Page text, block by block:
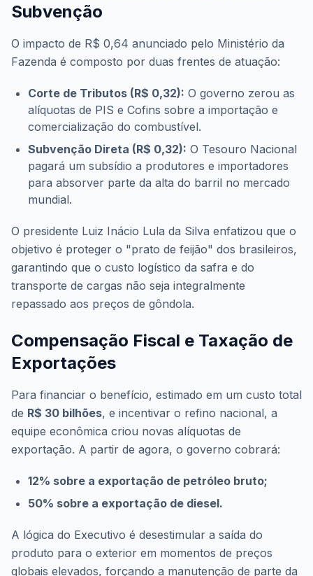
Subvenção
O impacto de R$ 0,64 anunciado pelo Ministério da
Fazenda é composto por duas frentes de atuação:
Corte de Tributos (R$ 0,32): O governo zerou as
alíquotas de PIS e Cofins sobre a importação e
comercialização do combustível.
Subvenção Direta (R$ 0,32): O Tesouro Nacional
pagará um subsídio a produtores e importadores
para absorver parte da alta do barril no mercado
mundial.
O presidente Luiz Inácio Lula da Silva enfatizou que o
objetivo é proteger o "prato de feijão" dos brasileiros,
garantindo que o custo logístico da safra e do
transporte de cargas não seja integralmente
repassado aos preços de gôndola.
Compensação Fiscal e Taxação de
Exportações
Para financiar o benefício, estimado em um custo total
de R$ 30 bilhões, e incentivar o refino nacional, a
equipe econômica criou novas alíquotas de
exportação. A partir de agora, o governo cobrará:
12% sobre a exportação de petróleo bruto;
50% sobre a exportação de diesel.
A lógica do Executivo é desestimular a saída do
produto para o exterior em momentos de preços
globais elevados, forçando a manutenção de parte da